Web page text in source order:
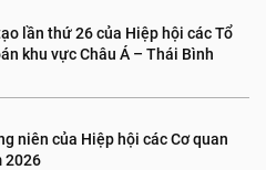
lần thứ 26 của Hiệp hội các Tổ
khu vực Châu Á – Thái Bình
niên của Hiệp hội các Cơ quan
2026